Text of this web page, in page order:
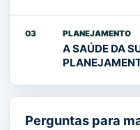
03 PLANEJAMENTO
A SAÚDE DA
Perguntas para